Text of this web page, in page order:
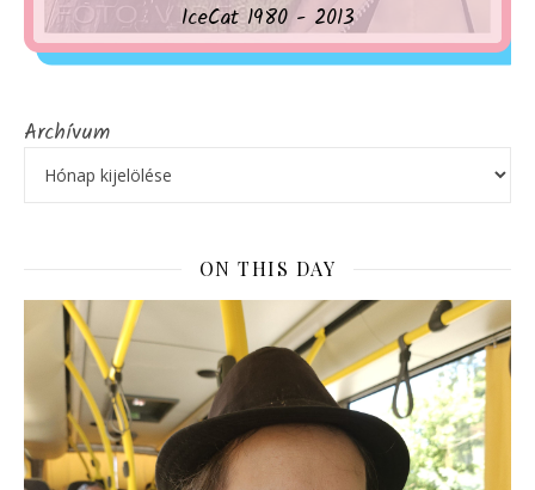
IceCat 1980 - 2013
Archívum
ON THIS DAY